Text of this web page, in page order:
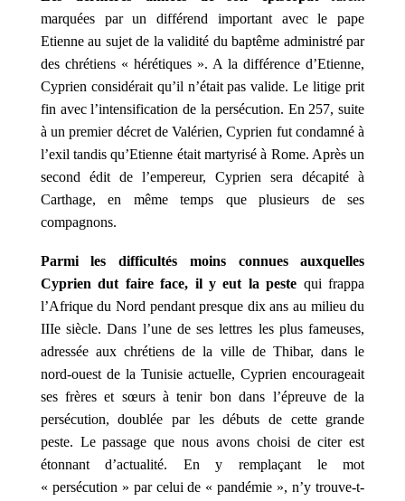
marquées par un différend important avec le pape
Etienne au sujet de la validité du baptême administré par
des chrétiens « hérétiques ». A la différence d’Etienne,
Cyprien considérait qu’il n’était pas valide. Le litige prit
fin avec l’intensification de la persécution. En 257, suite
à un premier décret de Valérien, Cyprien fut condamné à
l’exil tandis qu’Etienne était martyrisé à Rome. Après un
second édit de l’empereur, Cyprien sera décapité à
Carthage, en même temps que plusieurs de ses
compagnons.
Parmi les difficultés moins connues auxquelles
Cyprien dut faire face, il y eut la peste qui frappa
l’Afrique du Nord pendant presque dix ans au milieu du
IIIe siècle. Dans l’une de ses lettres les plus fameuses,
adressée aux chrétiens de la ville de Thibar, dans le
nord-ouest de la Tunisie actuelle, Cyprien encourageait
ses frères et sœurs à tenir bon dans l’épreuve de la
persécution, doublée par les débuts de cette grande
peste. Le passage que nous avons choisi de citer est
étonnant d’actualité. En y remplaçant le mot
« persécution » par celui de « pandémie », n’y trouve-t-